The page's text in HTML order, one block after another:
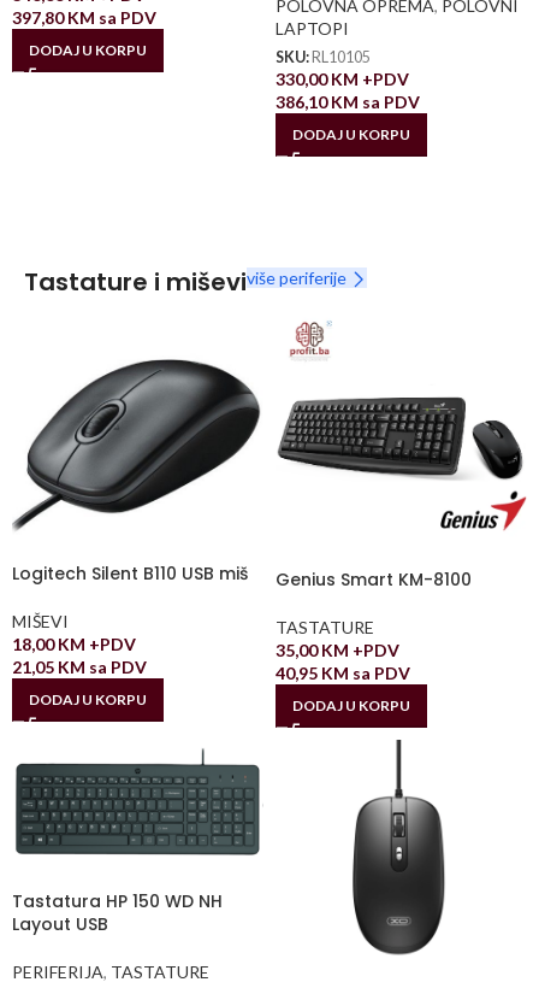
397,80KM sa PDV
DODAJ U KORPU
POLOVNA OPREMA, POLOVNI
LAPTOPI
SKU: RL10105
330,00KM +PDV
386,10KM sa PDV
DODAJ U KORPU
Tastature i miševiviše periferije
Logitech Silent B110 USB miš
MIŠEVI
18,00KM +PDV
21,05 KM sa PDV
DODAJ U KORPU
Genius Smart KM-8100
TASTATURE
35,00KM +PDV
40,95 KM sa PDV
DODAJ U KORPU
Tastatura HP 150 WD NH
Layout USB
PERIFERIJA, TASTATURE